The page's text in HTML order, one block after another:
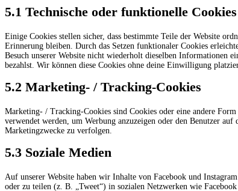
5.1 Technische oder funktionelle Cookies
Einige Cookies stellen sicher, dass bestimmte Teile der Website
Erinnerung bleiben. Durch das Setzen funktionaler Cookies
Besuch unserer Website nicht wiederholt dieselben Informationen
bezahlst. Wir können diese Cookies ohne deine Einwilligung
5.2 Marketing- / Tracking-Cookies
Marketing- / Tracking-Cookies sind Cookies oder eine andere
verwendet werden, um Werbung anzuzeigen oder den Benutzer
Marketingzwecke zu verfolgen.
5.3 Soziale Medien
Auf unserer Website haben wir Inhalte von Facebook und
oder zu teilen (z. B. „Tweet“) in sozialen Netzwerken wie